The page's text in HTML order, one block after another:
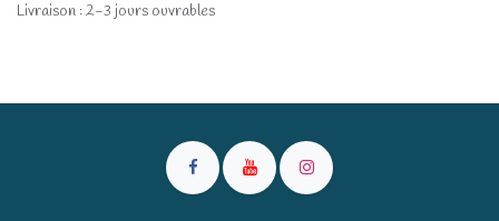
Livraison : 2-3 jours ouvrables